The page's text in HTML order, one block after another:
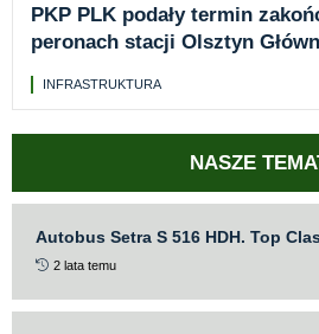
PKP PLK podały termin
peronach stacji Olsztyn
INFRASTRUKTURA
NASZE
Autobus Setra S 516 HDH. Top
2 lata temu